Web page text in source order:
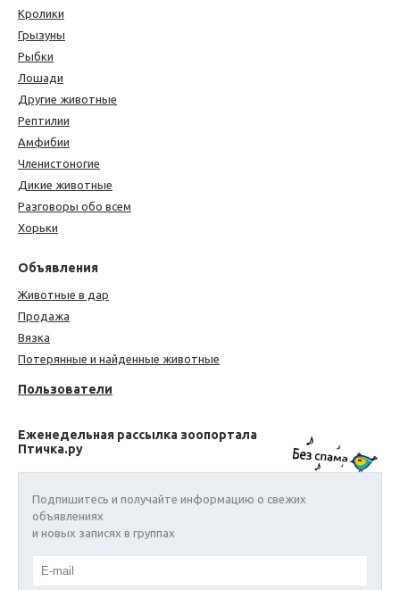
Кролики
Грызуны
Рыбки
Лошади
Другие животные
Рептилии
Амфибии
Членистоногие
Дикие животные
Разговоры обо всем
Хорьки
Объявления
Животные в дар
Продажа
Вязка
Потерянные и найденные животные
Пользователи
Еженедельная рассылка зоопортала
Птичка.ру
Подпишитесь и получайте информацию о свежих
объявлениях
и новых записях в группах